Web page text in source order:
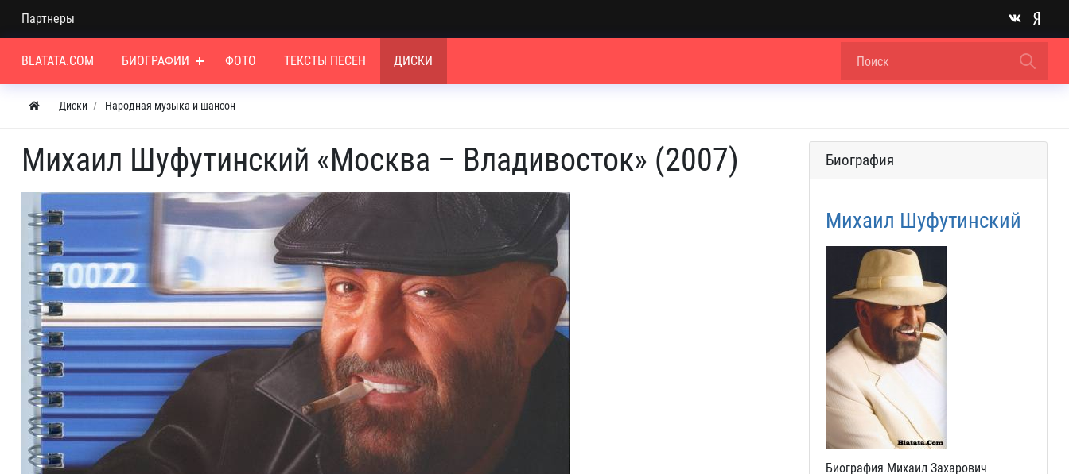
Партнеры
BLATATA.COM БИОГРАФИИ ФОТО ТЕКСТЫ ПЕСЕН ДИСКИ
Диски Народная музыка и шансон
Михаил Шуфутинский «Москва – Владивосток» (2007) Биография
Михаил Шуфутинский
Биография Михаил Захарович